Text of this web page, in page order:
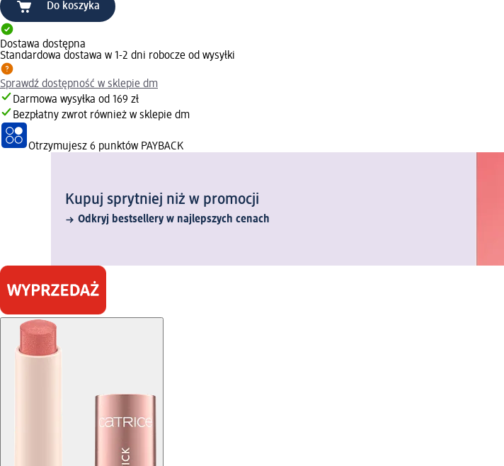
Do koszyka
Dostawa dostępna
Standardowa dostawa w 1-2 dni robocze od wysyłki
Sprawdź dostępność w sklepie dm
Darmowa wysyłka od 169 zł
Bezpłatny zwrot również w sklepie dm
Otrzymujesz 6 punktów PAYBACK
Kupuj sprytniej niż w promocji
Odkryj bestsellery w najlepszych cenach